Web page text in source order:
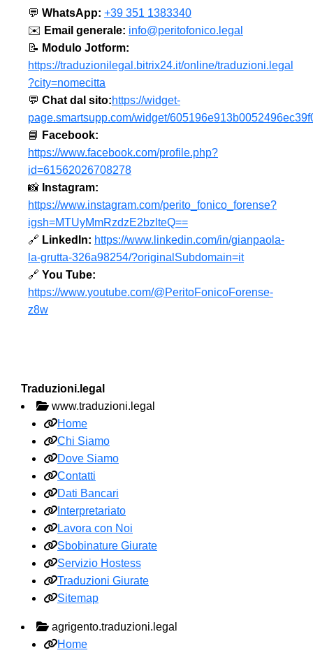
💬 WhatsApp: +39 351 1383340
✉️ Email generale: info@peritofonico.legal
📝 Modulo Jotform:
https://traduzionilegal.bitrix24.it/online/traduzioni.legal
?city=nomecitta
💬 Chat dal sito:https://widget-
page.smartsupp.com/widget/
📘 Facebook:
https://www.facebook.com/profile.php?
id=61562026708278
📸 Instagram:
https://www.instagram.com/perito_fonico_forense?
igsh=MTUyMmRzdzE2bzlteQ==
🔗 LinkedIn: https://www.linkedin.com/in/gianpaola-
la-grutta-326a98254/?originalSubdomain=it
🔗 You Tube:
https://www.youtube.com/@PeritoFonicoForense-
z8w
Traduzioni.legal
www.traduzioni.legal
Home
Chi Siamo
Dove Siamo
Contatti
Dati Bancari
Interpretariato
Lavora con Noi
Sbobinature Giurate
Servizio Hostess
Traduzioni Giurate
Sitemap
agrigento.traduzioni.legal
Home